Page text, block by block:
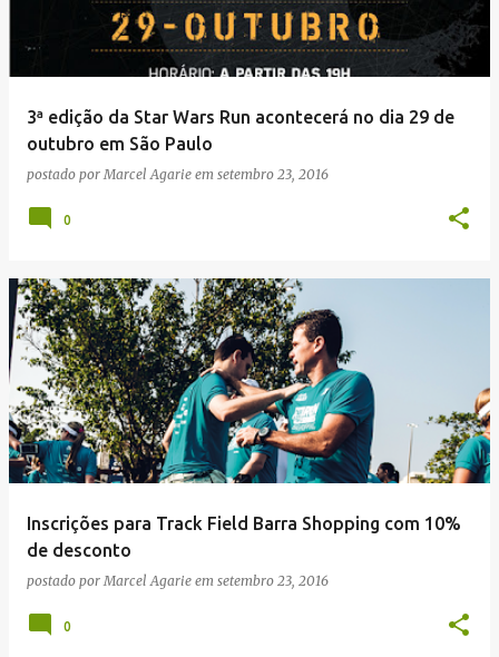
3ª edição da Star Wars Run acontecerá no dia 29 de
outubro em São Paulo
postado porMarcel Agarie em setembro 23, 2016
0
Inscrições para Track Field Barra Shopping com 10%
de desconto
postado porMarcel Agarie em setembro 23, 2016
0